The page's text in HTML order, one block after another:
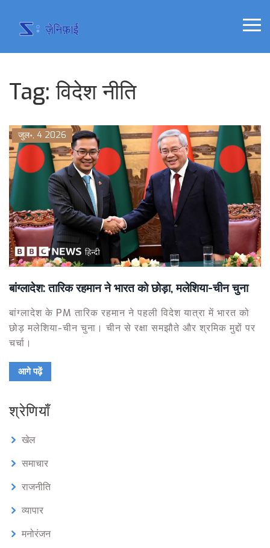
Tag: विदेश नीति
जुल॰, 4 2026
बांग्लादेश: तारिक रहमान ने भारत को छोड़ा, मलेशिया-चीन चुना
बांग्लादेश के PM तारिक रहमान ने पहली विदेश यात्रा में भारत को
छोड़ मलेशिया-चीन चुना। चीन से रक्षा समझौते और श्रमिक मुद्दों पर
चर्चा।
आगे पढ़ें
श्रेणियाँ
खेल
समाचार
राजनीति
व्यापार
मनोरंजन